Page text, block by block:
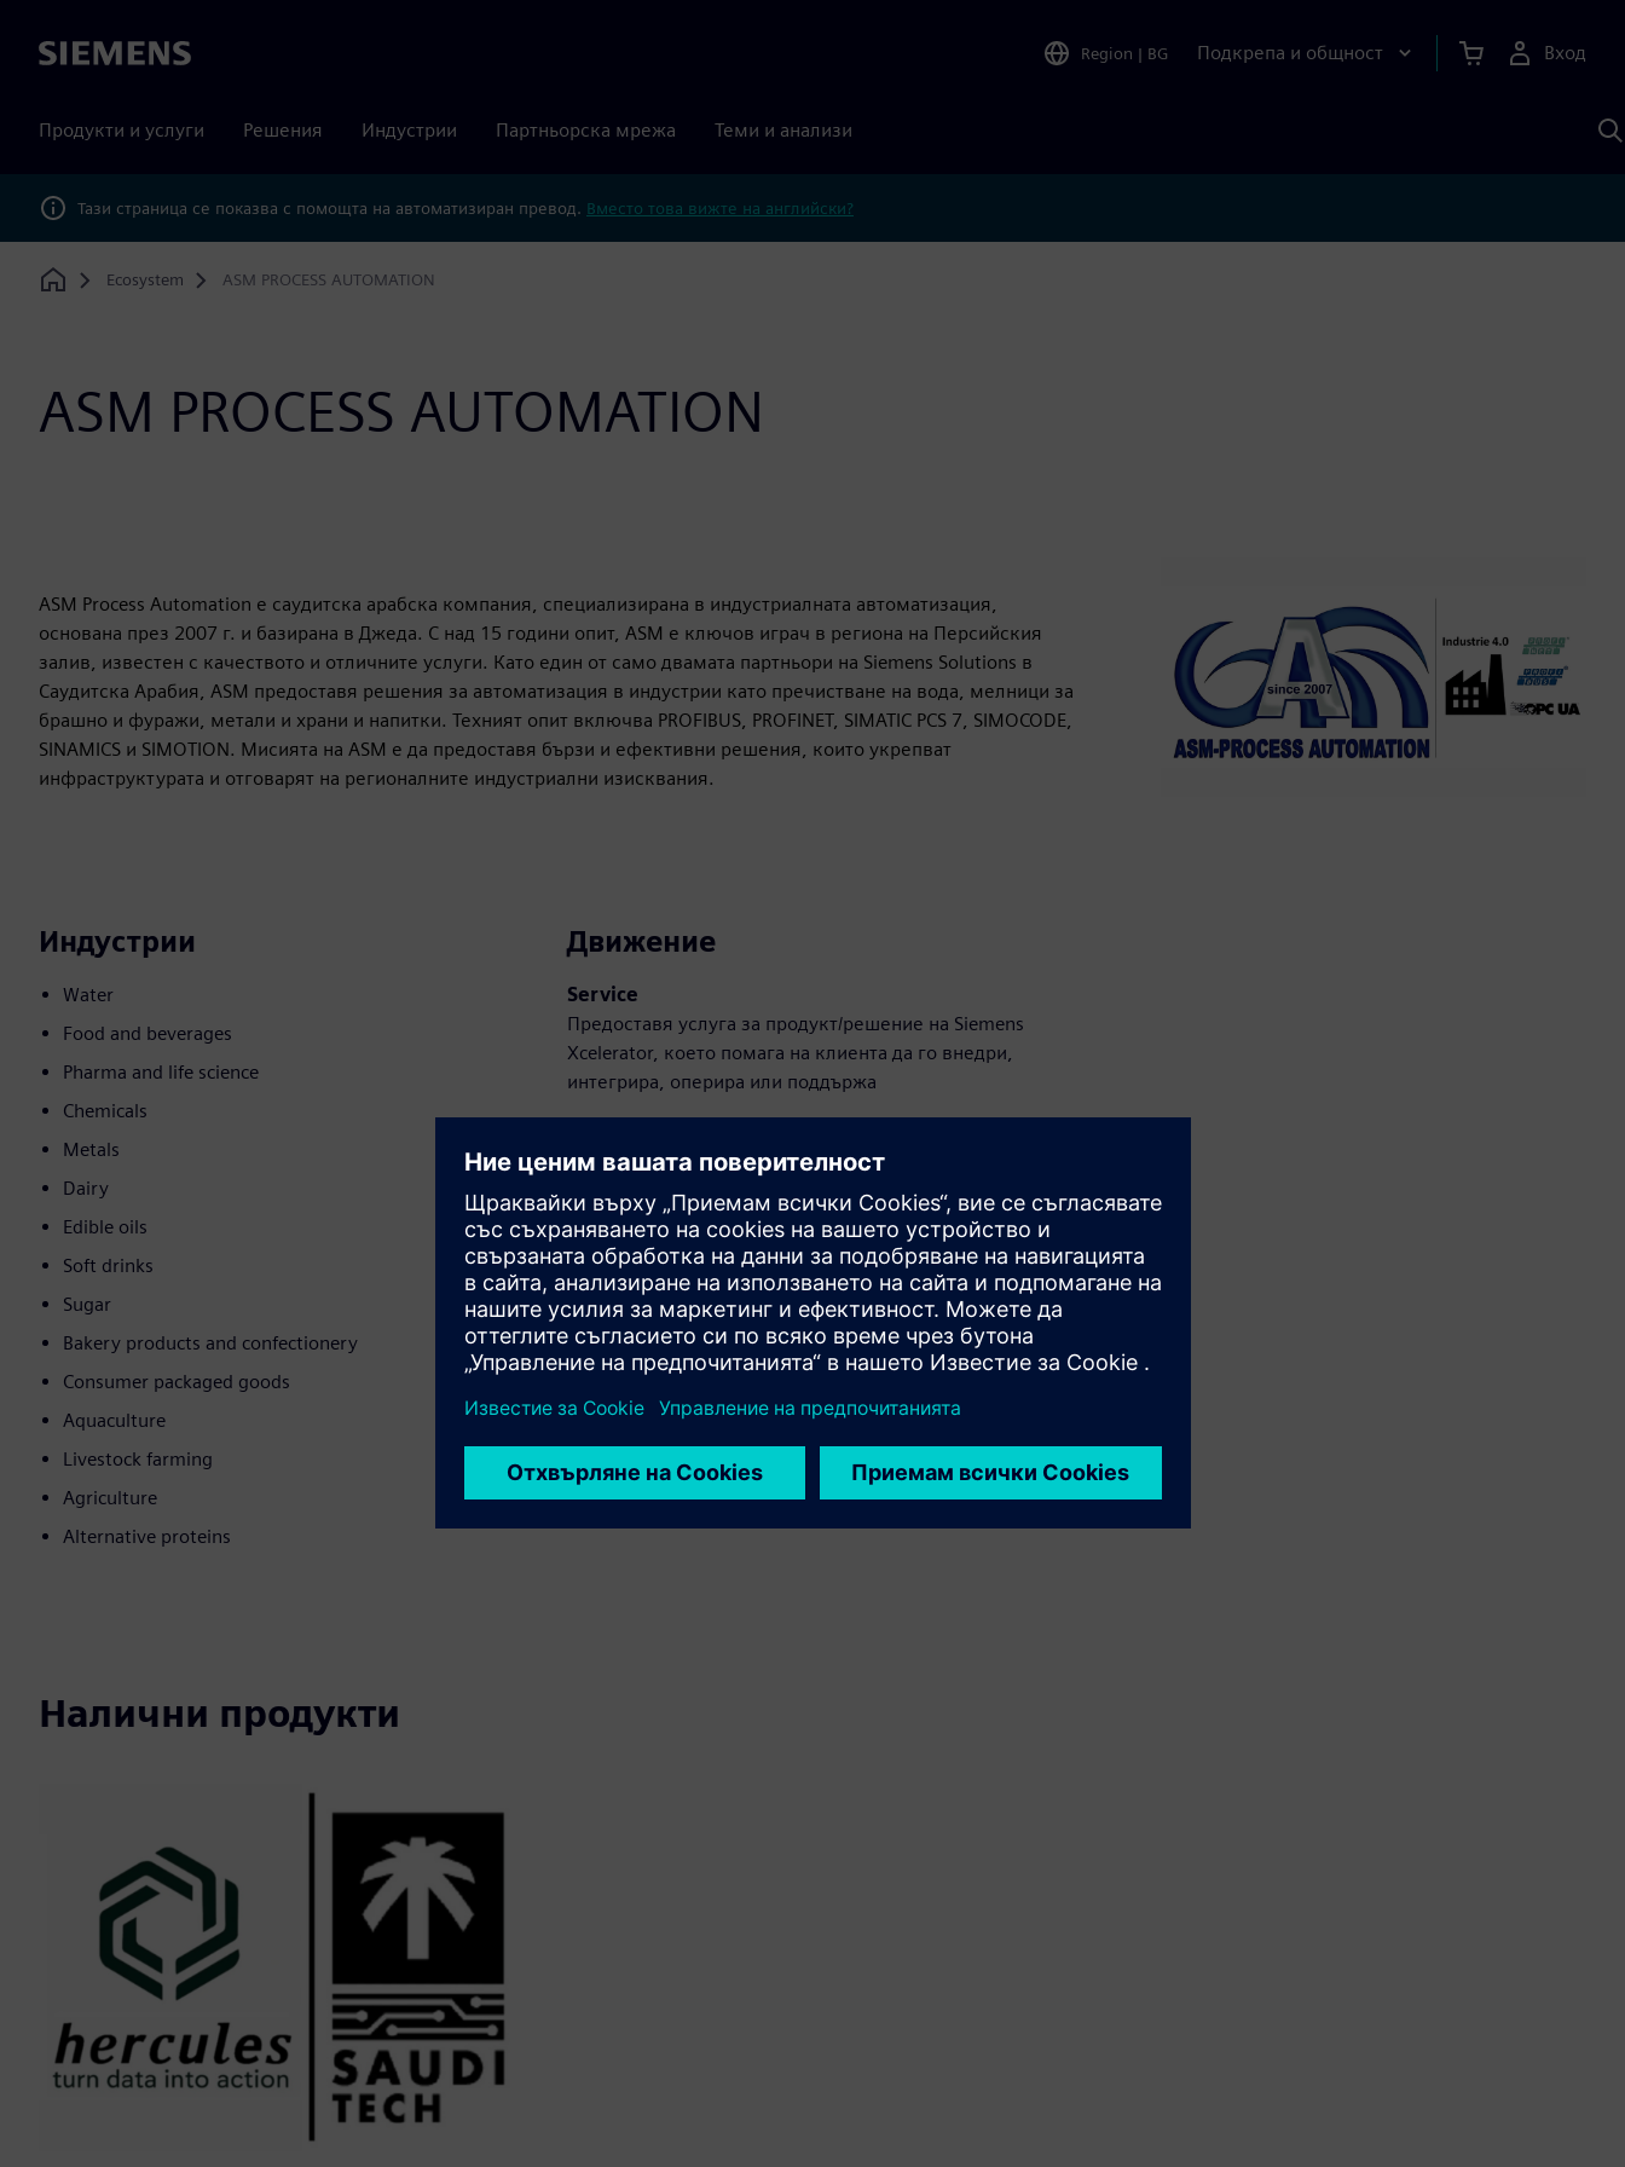
Siemens Region | BG Подкрепа и общност Вход
Продукти и услуги Решения Индустрии Партньорска мрежа Теми и анализи
с
Тази страница се показва с помощта на автоматизиран превод. Вместо това вижте на английски?
Home
Ecosystem ASM PROCESS AUTOMATION
ASM PROCESS AUTOMATION
ASM Process Automation е саудитска арабска компания, специализирана в индустриалната автоматизация,
основана през 2007 г. и базирана в Джеда. С над 15 години опит, ASM е ключов играч в региона на Персийския
залив, известен с качеството и отличните услуги. Като един от само двамата партньори на Siemens Solutions в
Саудитска Арабия, ASM предоставя решения за автоматизация в индустрии като пречистване на вода, мелници за
брашно и фуражи, метали и храни и напитки. Техният опит включва PROFIBUS, PROFINET, SIMATIC PCS 7, SIMOCODE,
SINAMICS и SIMOTION. Мисията на ASM е да предоставя бързи и ефективни решения, които укрепват
инфраструктурата и отговарят на регионалните индустриални изисквания.
Индустрии
Water
Food and beverages
Pharma and life science
Chemicals
Metals
Dairy
Edible oils
Soft drinks
Sugar
Bakery products and confectionery
Consumer packaged goods
Aquaculture
Livestock farming
Agriculture
Alternative proteins
Движение
Service
Предоставя услуга за продукт/решение на Siemens
Xcelerator, което помага на клиента да го внедри,
интегрира, оперира или поддържа
Налични продукти